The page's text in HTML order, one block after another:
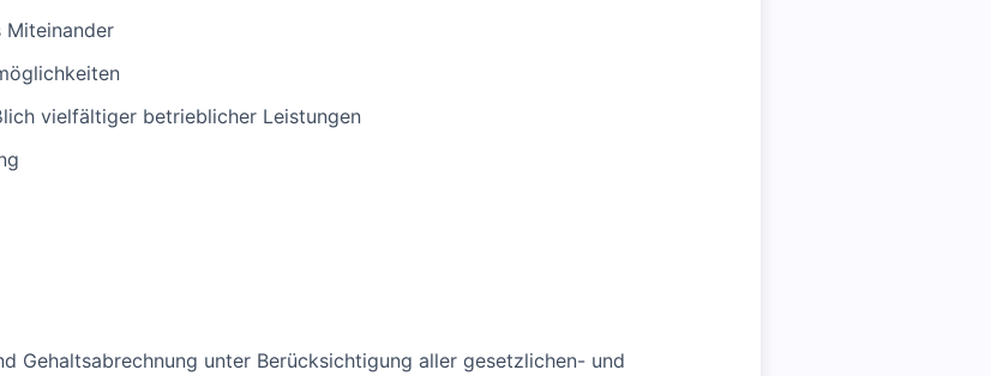
Miteinander
vielfältiger betrieblicher Leistungen
Gehaltsabrechnung unter Berücksichtigung aller gesetzlichen- und